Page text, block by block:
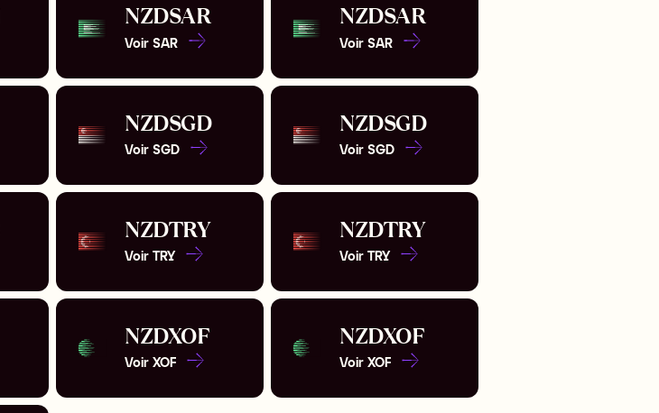
NZDSAR
Voir SAR
NZDSAR
Voir SAR
NZDSGD
Voir SGD
NZDSGD
Voir SGD
NZDTRY
Voir TRY
NZDTRY
Voir TRY
NZDXOF
Voir XOF
NZDXOF
Voir XOF